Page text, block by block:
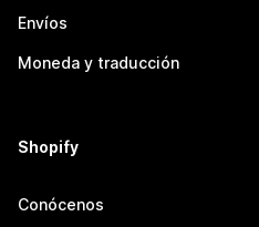
Envíos
Moneda y traducción
Shopify
Conócenos